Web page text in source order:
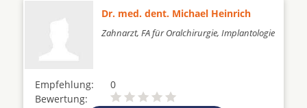
Dr. med. dent. Michael Heinrich
Zahnarzt, FA für Oralchirurgie, Implantologie
Empfehlung:
0
Bewertung: